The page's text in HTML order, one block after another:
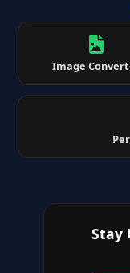
Image
Stay